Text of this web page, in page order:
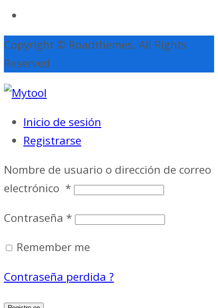
Copyright © Roadthemes. All Rights
Reserved
Inicio de sesión
Registrarse
Nombre de usuario o dirección de correo
electrónico *
Contraseña *
Remember me
Contraseña perdida ?